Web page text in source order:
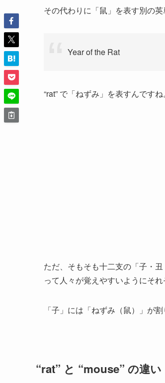
その代わりに「鼠」を表す別の
Year of the Rat
“rat” で「ねずみ」を表すんです
ただ、そもそも十二支の「子・
って人々が覚えやすいようにそ
「子」には「ねずみ（鼠）」が
“rat” と “mouse” の違い